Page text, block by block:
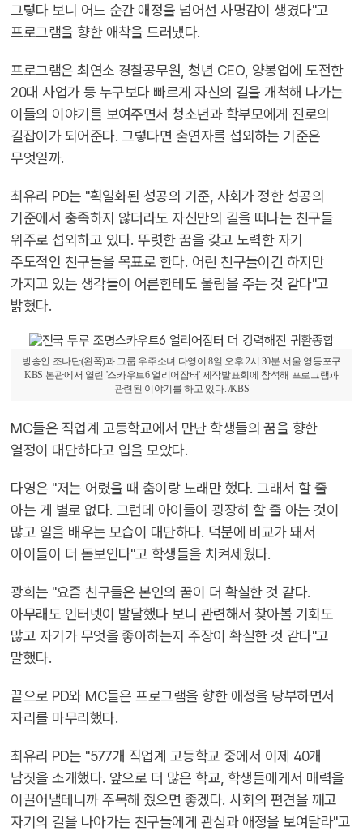
그렇다 보니 어느 순간 애정을 넘어선 사명감이 생겼다"고
프로그램을 향한 애착을 드러냈다.
프로그램은 최연소 경찰공무원, 청년 CEO, 양봉업에 도전한
20대 사업가 등 누구보다 빠르게 자신의 길을 개척해 나가는
이들의 이야기를 보여주면서 청소년과 학부모에게 진로의
길잡이가 되어준다. 그렇다면 출연자를 섭외하는 기준은
무엇일까.
최유리 PD는 "획일화된 성공의 기준, 사회가 정한 성공의
기준에서 충족하지 않더라도 자신만의 길을 떠나는 친구들
위주로 섭외하고 있다. 뚜렷한 꿈을 갖고 노력한 자기
주도적인 친구들을 목표로 한다. 어린 친구들이긴 하지만
가지고 있는 생각들이 어른한테도 울림을 주는 것 같다"고
밝혔다.
방송인 조나단(왼쪽)과 그룹 우주소녀 다영이 8일 오후 2시 30분 서울 영등포구
KBS 본관에서 열린 '스카우트6 얼리어잡터' 제작발표회에 참석해 프로그램과
관련된 이야기를 하고 있다. /KBS
MC들은 직업계 고등학교에서 만난 학생들의 꿈을 향한
열정이 대단하다고 입을 모았다.
다영은 "저는 어렸을 때 춤이랑 노래만 했다. 그래서 할 줄
아는 게 별로 없다. 그런데 아이들이 굉장히 할 줄 아는 것이
많고 일을 배우는 모습이 대단하다. 덕분에 비교가 돼서
아이들이 더 돋보인다"고 학생들을 치켜세웠다.
광희는 "요즘 친구들은 본인의 꿈이 더 확실한 것 같다.
아무래도 인터넷이 발달했다 보니 관련해서 찾아볼 기회도
많고 자기가 무엇을 좋아하는지 주장이 확실한 것 같다"고
말했다.
끝으로 PD와 MC들은 프로그램을 향한 애정을 당부하면서
자리를 마무리했다.
최유리 PD는 "577개 직업계 고등학교 중에서 이제 40개
남짓을 소개했다. 앞으로 더 많은 학교, 학생들에게서 매력을
이끌어낼테니까 주목해 줬으면 좋겠다. 사회의 편견을 깨고
자기의 길을 나아가는 친구들에게 관심과 애정을 보여달라"고